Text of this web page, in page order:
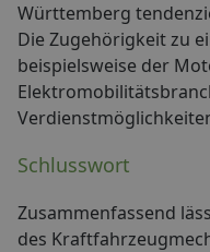
Württemberg
Die Zugehörigkeit zu
beispielsweise der
Schlusswort
Zusammenfassend
des